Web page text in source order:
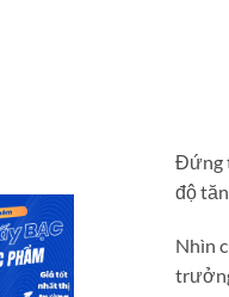
Đứng
độ
Nhìn